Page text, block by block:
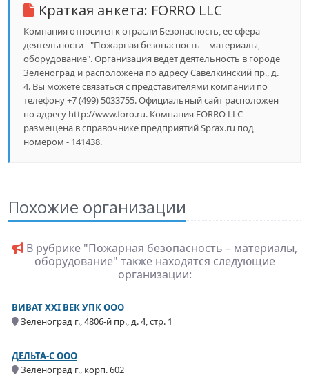
Краткая анкета: FORRO LLC
Компания относится к отрасли Безопасность, ее сфера
деятельности - "Пожарная безопасность – материалы,
оборудование". Организация ведет деятельность в городе
Зеленоград и расположена по адресу Савелкинский пр., д.
4. Вы можете связаться с представителями компании по
телефону +7 (499) 5033755. Официальный сайт расположен
по адресу http://www.foro.ru. Компания FORRO LLC
размещена в справочнике предприятий Sprax.ru под
номером - 141438.
Похожие организации
В рубрике "Пожарная безопасность – материалы,
оборудование" также находятся следующие
организации:
ВИВАТ XXI ВЕК УПК ООО
Зеленоград г., 4806-й пр., д. 4, стр. 1
ДЕЛЬТА-С ООО
Зеленоград г., корп. 602